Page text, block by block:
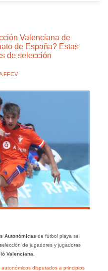
Valenciana de
de España? Estas
de selección
FFCV
Autonómicas de fútbol playa se
de jugadores y jugadoras
Valenciana
disputados a principios